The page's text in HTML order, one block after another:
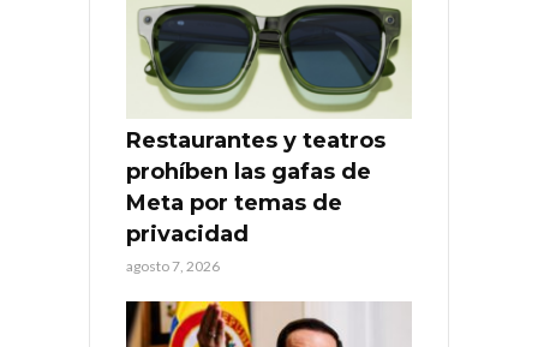
Restaurantes y teatros
prohíben las gafas de
Meta por temas de
privacidad
agosto 7, 2026